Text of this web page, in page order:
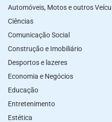
Automóveis, Motos e outros
Ciências
Comunicação Social
Construção e Imobiliário
Desportos e lazeres
Economia e Negócios
Educação
Entretenimento
Estética